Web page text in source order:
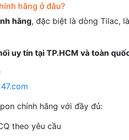
hãng ở đâu?
hãng, đặc biệt là dòng Tilac,
uy tín tại TP.HCM và toàn
chính hãng với đầy đủ:
theo yêu cầu